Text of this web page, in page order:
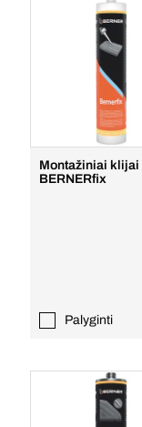
Montažiniai klijai
BERNERfix
Palyginti